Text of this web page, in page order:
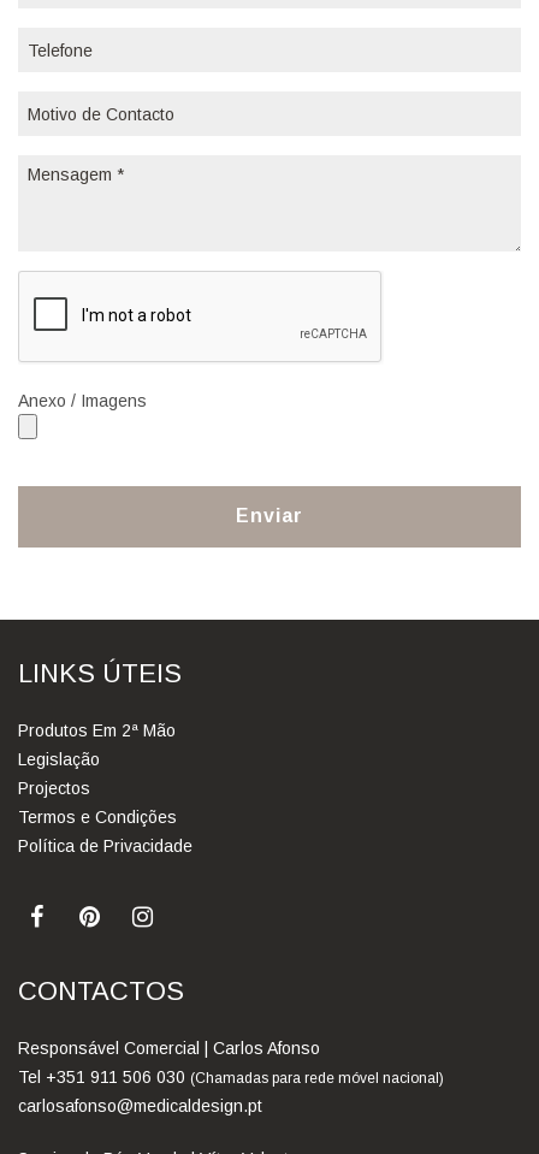
Anexo / Imagens
Enviar
LINKS ÚTEIS
Produtos Em 2ª Mão
Legislação
Projectos
Termos e Condições
Política de Privacidade
CONTACTOS
Responsável Comercial | Carlos Afonso
Tel +351 911 506 030 (Chamadas para rede móvel nacional)
carlosafonso@medicaldesign.pt